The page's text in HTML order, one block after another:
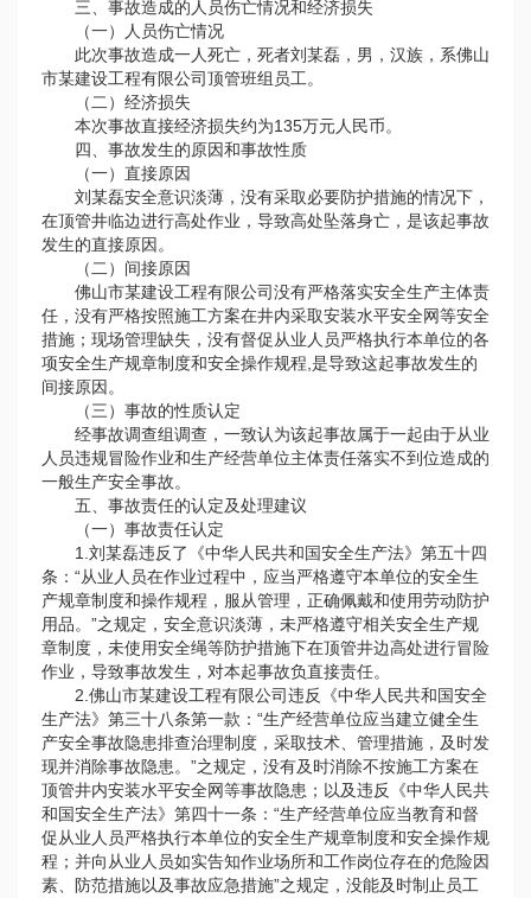
三、事故造成的人员伤亡情况和经济损失
（一）人员伤亡情况
此次事故造成一人死亡，死者刘某磊，男，汉族，系佛山
市某建设工程有限公司顶管班组员工。
（二）经济损失
本次事故直接经济损失约为135万元人民币。
四、事故发生的原因和事故性质
（一）直接原因
刘某磊安全意识淡薄，没有采取必要防护措施的情况下，
在顶管井临边进行高处作业，导致高处坠落身亡，是该起事故
发生的直接原因。
（二）间接原因
佛山市某建设工程有限公司没有严格落实安全生产主体责
任，没有严格按照施工方案在井内采取安装水平安全网等安全
措施；现场管理缺失，没有督促从业人员严格执行本单位的各
项安全生产规章制度和安全操作规程,是导致这起事故发生的
间接原因。
（三）事故的性质认定
经事故调查组调查，一致认为该起事故属于一起由于从业
人员违规冒险作业和生产经营单位主体责任落实不到位造成的
一般生产安全事故。
五、事故责任的认定及处理建议
（一）事故责任认定
1.刘某磊违反了《中华人民共和国安全生产法》第五十四
条：“从业人员在作业过程中，应当严格遵守本单位的安全生
产规章制度和操作规程，服从管理，正确佩戴和使用劳动防护
用品。”之规定，安全意识淡薄，未严格遵守相关安全生产规
章制度，未使用安全绳等防护措施下在顶管井边高处进行冒险
作业，导致事故发生，对本起事故负直接责任。
2.佛山市某建设工程有限公司违反《中华人民共和国安全
生产法》第三十八条第一款：“生产经营单位应当建立健全生
产安全事故隐患排查治理制度，采取技术、管理措施，及时发
现并消除事故隐患。”之规定，没有及时消除不按施工方案在
顶管井内安装水平安全网等事故隐患；以及违反《中华人民共
和国安全生产法》第四十一条：“生产经营单位应当教育和督
促从业人员严格执行本单位的安全生产规章制度和安全操作规
程；并向从业人员如实告知作业场所和工作岗位存在的危险因
素、防范措施以及事故应急措施”之规定，没能及时制止员工